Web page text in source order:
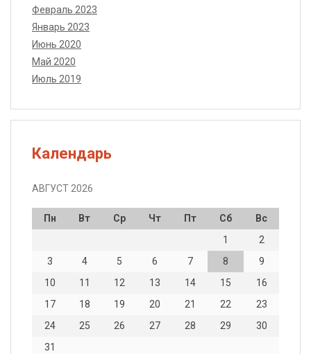
Февраль 2023
Январь 2023
Июнь 2020
Май 2020
Июль 2019
Календарь
АВГУСТ 2026
Пн Вт Ср Чт Пт Сб
Вс
1
2
3
4 5 6 7 8
9
10
11 12 13 14 15
16
17
18 19 20 21 22
23
24
25 26 27 28 29
30
31